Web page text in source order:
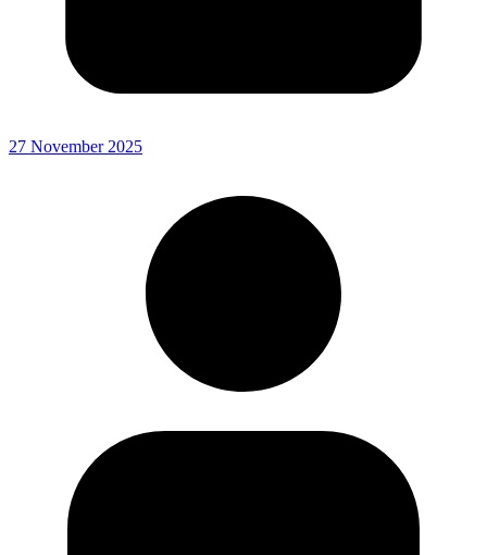
27 November 2025